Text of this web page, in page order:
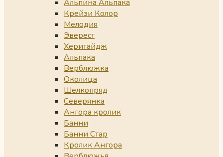
Альпина Альпака
Крейзи Колор
Мелодия
Эверест
Херитайдж
Альпака
Верблюжка
Околица
Шелкопряд
Северянка
Ангора кролик
Банни
Банни Стар
Кролик Ангора